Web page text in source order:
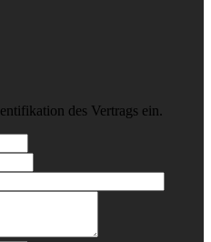
des Vertrags ein.